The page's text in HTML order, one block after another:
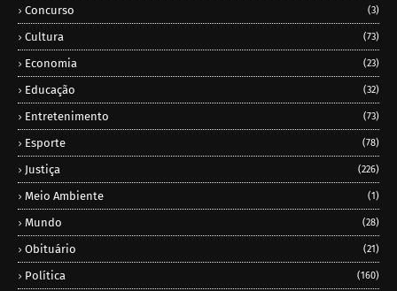
Concurso (3)
Cultura (73)
Economia (23)
Educação (32)
Entretenimento (73)
Esporte (78)
Justiça (226)
Meio Ambiente (1)
Mundo (28)
Obituário (21)
Política (160)